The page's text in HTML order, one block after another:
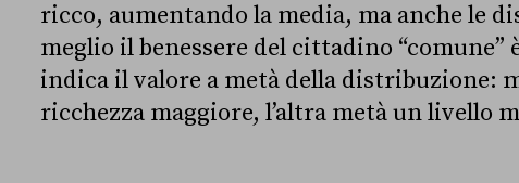
ricco, aumentando la media, ma anche le
meglio il benessere del cittadino
indica il valore a metà della distribuzione:
ricchezza maggiore, l’altra metà un livello